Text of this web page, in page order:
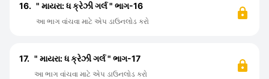
16. " માયરા: ધ ક્રેઝી ગર્લ " ભાગ-16
આ ભાગ વાંચવા માટે એપ ડાઉનલોડ કરો
17. " માયરા: ધ ક્રેઝી ગર્લ " ભાગ-17
આ ભાગ વાંચવા માટે એપ ડાઉનલોડ કરો